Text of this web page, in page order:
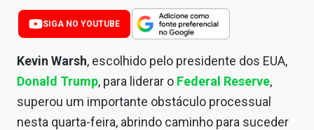
Renda Fixa
Finanças Pessoais
Mercados
Economia
SIGA NO YOUTUBE
Kevin Warsh, escolhido pelo presidente dos EUA,
Donald Trump, para liderar o Federal Reserve,
superou um importante obstáculo processual
nesta quarta-feira, abrindo caminho para suceder